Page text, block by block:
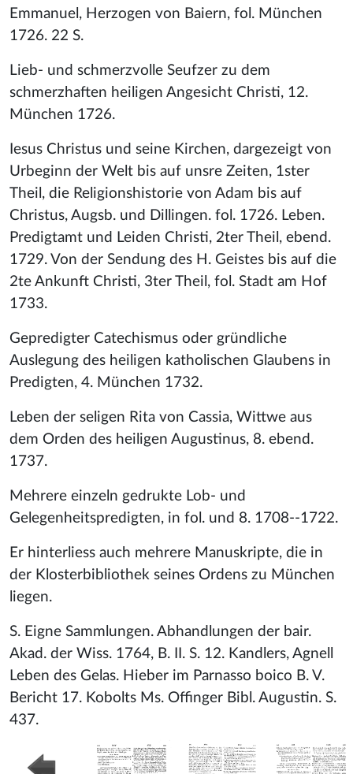
Emmanuel, Herzogen von Baiern, fol. München
1726. 22 S.
Lieb- und schmerzvolle Seufzer zu dem
schmerzhaften heiligen Angesicht Christi, 12.
München 1726.
Iesus Christus und seine Kirchen, dargezeigt von
Urbeginn der Welt bis auf unsre Zeiten, 1ster
Theil, die Religionshistorie von Adam bis auf
Christus, Augsb. und Dillingen. fol. 1726. Leben.
Predigtamt und Leiden Christi, 2ter Theil, ebend.
1729. Von der Sendung des H. Geistes bis auf die
2te Ankunft Christi, 3ter Theil, fol. Stadt am Hof
1733.
Gepredigter Catechismus oder gründliche
Auslegung des heiligen katholischen Glaubens in
Predigten, 4. München 1732.
Leben der seligen Rita von Cassia, Wittwe aus
dem Orden des heiligen Augustinus, 8. ebend.
1737.
Mehrere einzeln gedrukte Lob- und
Gelegenheitspredigten, in fol. und 8. 1708--1722.
Er hinterliess auch mehrere Manuskripte, die in
der Klosterbibliothek seines Ordens zu München
liegen.
S. Eigne Sammlungen. Abhandlungen der bair.
Akad. der Wiss. 1764, B. II. S. 12. Kandlers, Agnell
Leben des Gelas. Hieber im Parnasso boico B. V.
Bericht 17. Kobolts Ms. Offinger Bibl. Augustin. S.
437.